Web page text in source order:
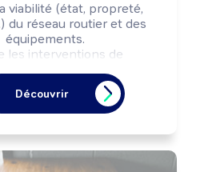
viabilité (état, propreté,
du réseau routier et des
équipements.
les interventions de
et les impératifs
(flux, trafic, ...).
l'activité d'une équipe.
Découvrir